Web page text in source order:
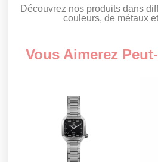
Découvrez nos produits dans
couleurs, de métaux
Vous Aimerez